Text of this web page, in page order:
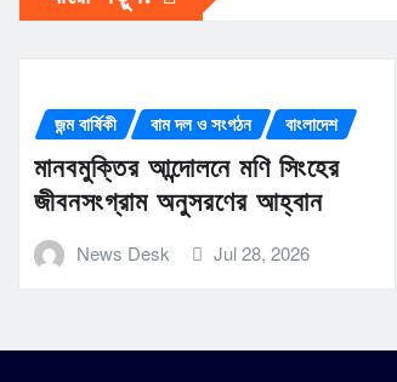
জন্ম বার্ষিকী বাম দল ও সংগঠন বাংলাদেশ
মানবমুক্তির আন্দোলনে মণি সিংহের
জীবনসংগ্রাম অনুসরণের আহ্বান
News Desk Jul 28, 2026